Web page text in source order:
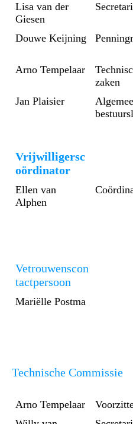
Lisa van der
Giesen
Douwe Keijning
Arno Tempelaar
zaken
Jan Plaisier
Vrijwilligersc
oördinator
Ellen van
Alphen
Vetrouwenscon
tactpersoon
Mariëlle Postma
Technische Commissie
Arno Tempelaar